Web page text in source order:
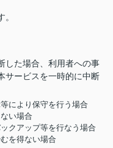
した場合、利用者への事
サービスを一時的に中断
により保守を行う場合
い場合
クアップ等を行なう場合
を得ない場合